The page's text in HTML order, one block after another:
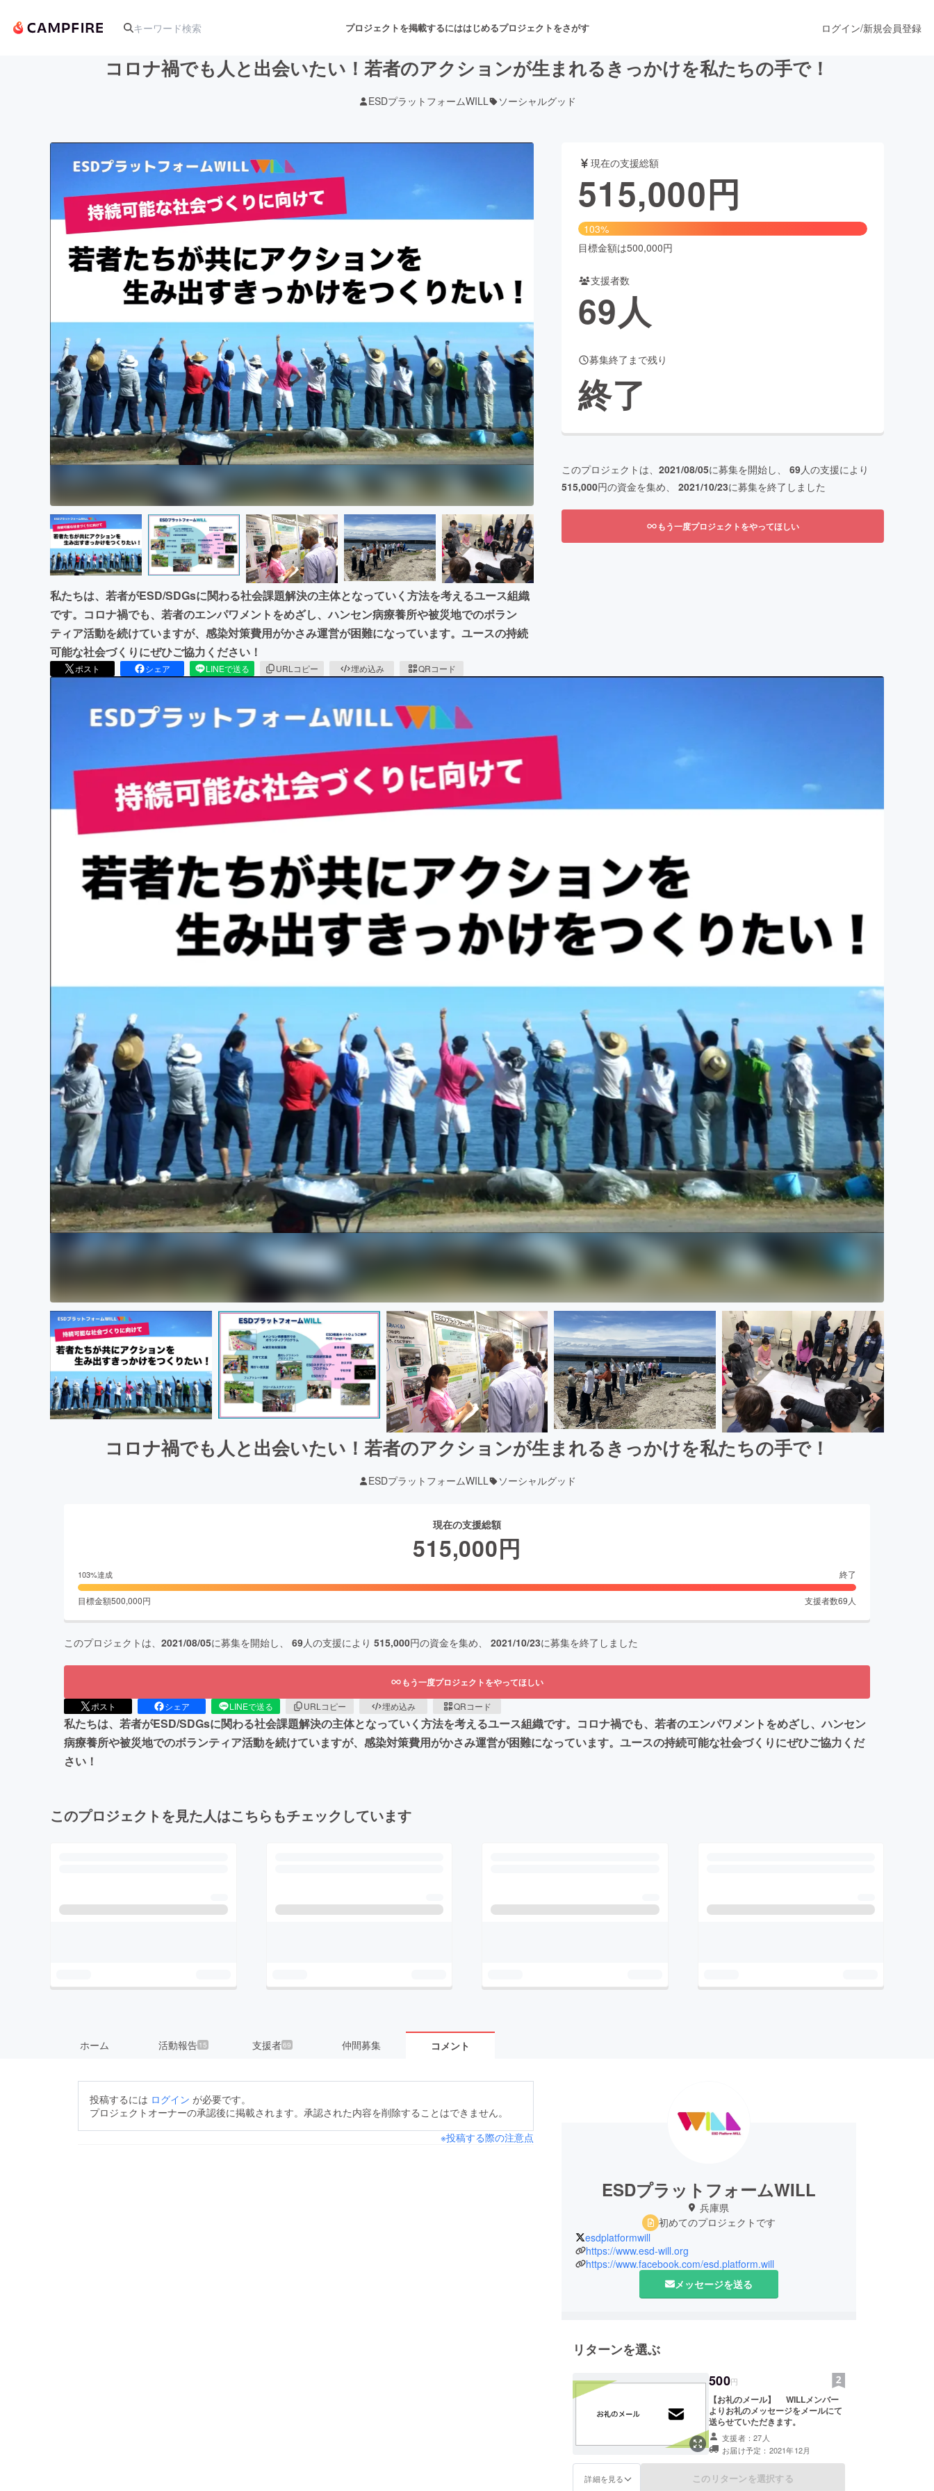
プロジェクトを掲載するにははじめるプロジェクトをさがす
アート・写真 舞台・パフォーマンス
テクノロジー・ガジェット ゲーム・サービス開発 ファッション
映像・映画 書籍・雑誌出版
ビジネス・起業 チャレンジ ビューティー・ヘルスケア
まちづくり・地域活性化
CAMPFIRE for Social GoodCAMPFIRE Creation
CAMPFIREふるさと納税machi-ya コミュニティ
ログイン/新規会員登録
コロナ禍でも人と出会いたい！若者のアクションが生まれるきっかけを私たちの手で！
ESDプラットフォームWILL ソーシャルグッド
私たちは、若者がESD/SDGsに関わる社会課題解決の主体となっていく方法を考えるユース組織
です。コロナ禍でも、若者のエンパワメントをめざし、ハンセン病療養所や被災地でのボラン
ティア活動を続けていますが、感染対策費用がかさみ運営が困難になっています。ユースの持続
可能な社会づくりにぜひご協力ください！
ポスト シェア LINEで送る URLコピー 埋め込み QRコード
現在の支援総額
515,000円
103%
目標金額は500,000円
支援者数
69人
募集終了まで残り
終了
このプロジェクトは、 2021/08/05に募集を開始し、 69人の支援により
515,000円の資金を集め、 2021/10/23に募集を終了しました
もう一度プロジェクトをやってほしい
コロナ禍でも人と出会いたい！若者のアクションが生まれるきっかけを私たちの手で！
ESDプラットフォームWILL ソーシャルグッド
現在の支援総額
515,000円
103%達成 終了
目標金額500,000円 支援者数69 人
このプロジェクトは、 2021/08/05に募集を開始し、 69人の支援により 515,000円の資金を集め、 2021/10/23に募集を終了しました
もう一度プロジェクトをやってほしい
ポスト シェア LINEで送る URLコピー 埋め込み QRコード
私たちは、若者がESD/SDGsに関わる社会課題解決の主体となっていく方法を考えるユース組織です。コロナ禍でも、若者のエンパワメントをめざし、ハンセン
病療養所や被災地でのボランティア活動を続けていますが、感染対策費用がかさみ運営が困難になっています。ユースの持続可能な社会づくりにぜひご協力くだ
さい！
このプロジェクトを見た人はこちらもチェックしています
ホーム 活動報告 15 支援者69 仲間募集 コメント
投稿するには ログイン が必要です。
プロジェクトオーナーの承認後に掲載されます。承認された内容を削除することはできません。
※投稿する際の注意点
ESDプラットフォームWILL
兵庫県
初めてのプロジェクトです
esdplatformwill
https://www.esd-will.org
https://www.facebook.com/esd.platform.will
メッセージを送る
リターンを選ぶ
500円
【お礼のメール】 WILLメンバー
よりお礼のメッセージをメールにて
送らせていただきます。
支援者：27人
お届け予定：2021年12月
詳細を見る このリターンを選択する